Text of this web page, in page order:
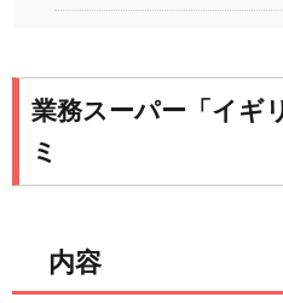
業務スーパー「イギ
ミ
内容